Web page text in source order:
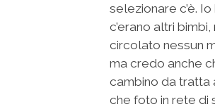
selezionare c’è.
c’erano altri bimbi,
circolato nessun
ma credo anche
cambino da tratta
che foto in rete di